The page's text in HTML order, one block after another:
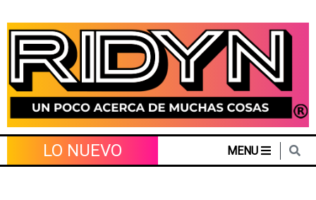
content
LO NUEVO MENU